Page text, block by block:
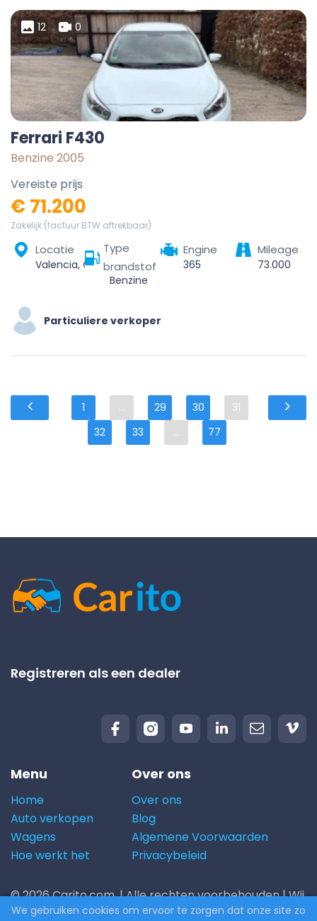
12 0
Ferrari F430
Benzine 2005
Vereiste prijs
€ 71.200
Zakelijk (factuur BTW aftrekbaar)
Locatie
Valencia, Comarca de València, Valencia, Valencian Community, Spain
Type
brandstof
Benzine
Engine
365
Mileage
73.000
Particuliere verkoper
1 ... 29 30
31
32
33 ... 77
Registreren als een dealer
Menu
Home
Auto verkopen
Wagens
Hoe werkt het
Over ons
Over ons
Blog
Algemene Voorwaarden
Privacybeleid
© 2026 Carito.com. | Alle rechten voorbehouden | Wij
kopen uw auto aan de beste prijs! | Powered by
We gebruiken cookies om ervoor te zorgen dat onze site zo